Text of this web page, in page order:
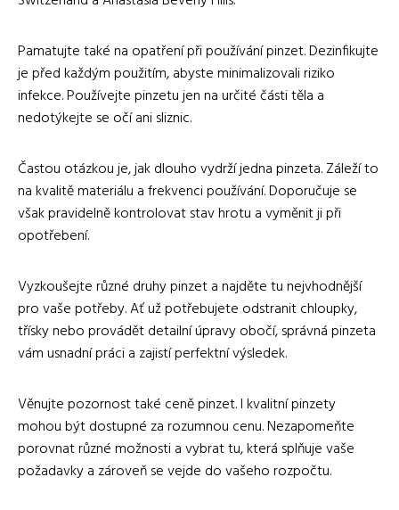
Pamatujte také na opatření při používání pinzet. Dezinfikujte
je před každým použitím, abyste minimalizovali riziko
infekce. Používejte pinzetu jen na určité části těla a
nedotýkejte se očí ani sliznic.
Častou otázkou je, jak dlouho vydrží jedna pinzeta. Záleží to
na kvalitě materiálu a frekvenci používání. Doporučuje se
však pravidelně kontrolovat stav hrotu a vyměnit ji při
opotřebení.
Vyzkoušejte různé druhy pinzet a najděte tu nejvhodnější
pro vaše potřeby. Ať už potřebujete odstranit chloupky,
třísky nebo provádět detailní úpravy obočí, správná pinzeta
vám usnadní práci a zajistí perfektní výsledek.
Věnujte pozornost také ceně pinzet. I kvalitní pinzety
mohou být dostupné za rozumnou cenu. Nezapomeňte
porovnat různé možnosti a vybrat tu, která splňuje vaše
požadavky a zároveň se vejde do vašeho rozpočtu.